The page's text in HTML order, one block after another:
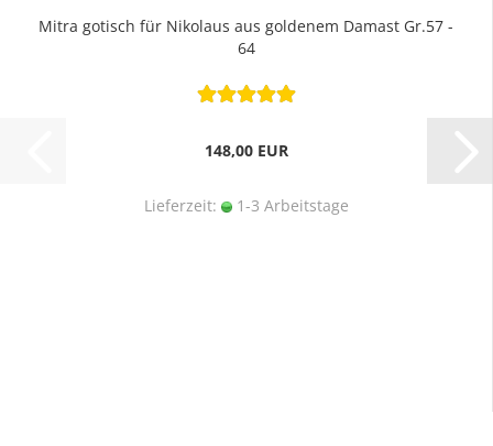
Mitra gotisch für Nikolaus aus goldenem Damast Gr.57 -
64
148,00 EUR
Lieferzeit: 1-3 Arbeitstage